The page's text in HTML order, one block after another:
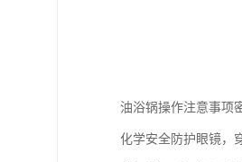
油浴锅操作注意事项
化学安全防护眼镜，